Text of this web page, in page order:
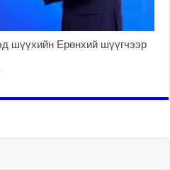
шүүхийн Ерөнхий шүүгчээр